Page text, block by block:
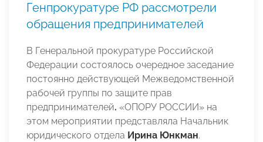
Генпрокуратуре РФ рассмотрели
обращения предпринимателей
В Генеральной прокуратуре Российской
Федерации состоялось очередное заседание
постоянно действующей Межведомственной
рабочей группы по защите прав
предпринимателей. «ОПОРУ РОССИИ» на
этом мероприятии представляла Начальник
юридического отдела Ирина Юнкман.